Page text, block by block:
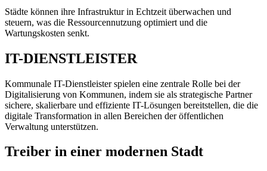
Städte können ihre Infrastruktur in Echtzeit überwachen und
steuern, was die Ressourcennutzung optimiert und die
Wartungskosten senkt.
IT-DIENSTLEISTER
Kommunale IT-Dienstleister spielen eine zentrale Rolle bei der
Digitalisierung von Kommunen, indem sie als strategische Partner
sichere, skalierbare und effiziente IT-Lösungen bereitstellen, die die
digitale Transformation in allen Bereichen der öffentlichen
Verwaltung unterstützen.
Treiber in einer modernen Stadt